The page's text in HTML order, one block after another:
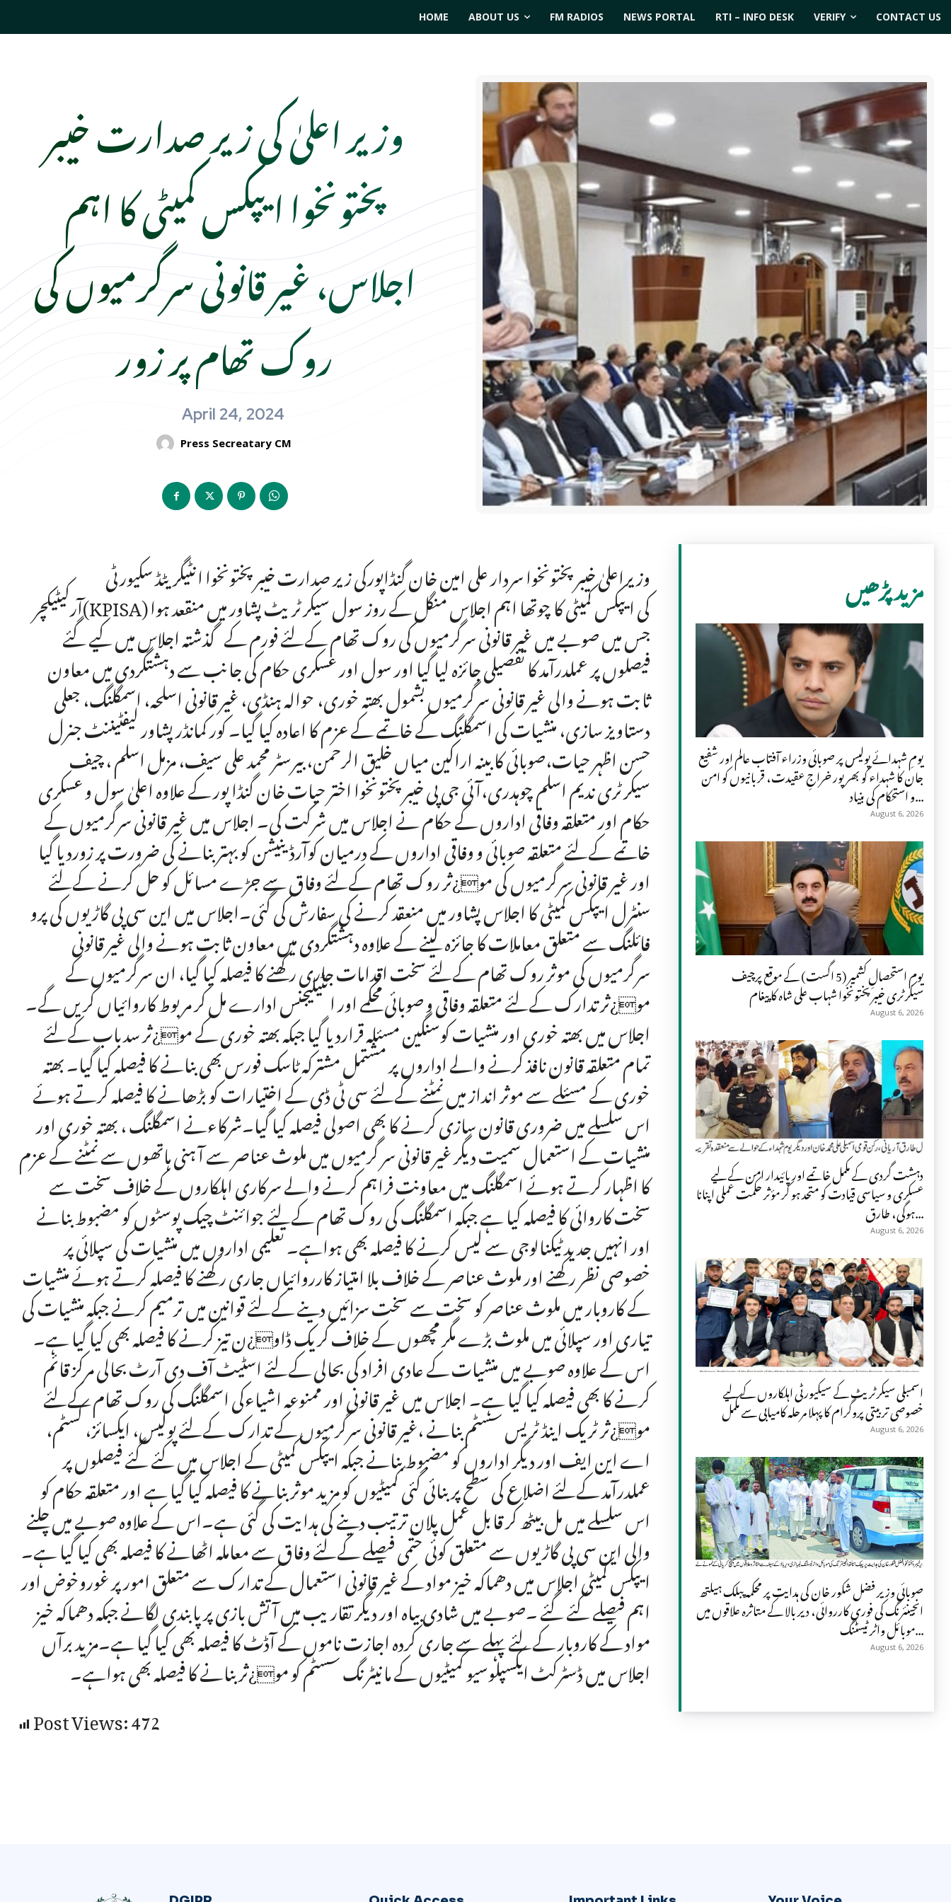
HOME ABOUT US FM RADIOS NEWS PORTAL RTI – INFO DESK VERIFY CONTACT US
وزیر اعلیٰ کی زیر صدارت خیبر
پختونخوا ایپکس کمیٹی کا اہم
اجلاس، غیر قانونی سرگرمیوں کی
روک تھام پر زور
April 24, 2024
Press Secreatary CM
وزیراعلیٰ خیبرپختونخوا سردار علی امین خان گنڈاپورکی زیر صدارت خیبر پختونخوا انٹیگریٹڈ سکیورٹی
آرکیٹیکچر(KPISA) کی ایپکس کمیٹی کا چوتھا اہم اجلاس منگل کے روز سول سیکرٹریٹ پشاور میں منقعد ہوا
جس میں صوبے میں غیر قانونی سرگرمیوں کی روک تھام کےلئے فورم کے گذشتہ اجلاس میں کیے گئے
فیصلوں پر عملدرآمد کا تفصیلی جائزہ لیا گیا اور سول اور عسکری حکام کی جانب سے دہشتگردی میں معاون
ثابت ہونے والی غیر قانونی سرگرمیوں بشمول بھتہ خوری، حوالہ ہنڈی، غیر قانونی اسلحہ، اسمگلنگ، جعلی
دستاویز سازی، منشیات کی اسمگلنگ کے خاتمے کے عزم کا اعادہ کیا گیا۔ کور کمانڈر پشاور لیفٹیننٹ جنرل
حسن اظہر حیات،صوبائی کابینہ اراکین میاں خلیق الرحمن، بیرسٹر محمد علی سیف، مزمل اسلم ، چیف
سیکرٹری ندیم اسلم چوہدری،آئی جی پی خیبر پختونخوا اختر حیات خان گنڈا پور کے علاوہ اعلیٰ سول و عسکری
حکام اور متعلقہ وفاقی اداروں کے حکام نے اجلاس میں شرکت کی۔ اجلاس میں غیر قانونی سرگرمیوں کے
خاتمے کےلئے متعلقہ صوبائی و وفاقی اداروں کے درمیان کوآرڈینیشن کو بہتر بنانے کی ضرورت پر زوردیا گیا
اور غیر قانونی سرگرمیوں کی مو¿ثر روک تھام کےلئے وفاق سے جڑے مسائل کو حل کرنے کےلئے
سنٹرل ایپکس کمیٹی کا اجلاس پشاور میں منعقد کرنے کی سفارش کی گئی۔اجلاس میں این سی پی گاڑیوں کی پرو
فائلنگ سے متعلق معاملات کا جائزہ لینے کے علاوہ دہشتگردی میں معاون ثابت ہونے والی غیر قانونی
سرگرمیوں کی موثر روک تھام کےلئے سخت اقدامات جاری رکھنے کا فیصلہ کیا گیا، ان سرگرمیوں کے
مو¿ثر تدارک کےلئے متعلقہ وفاقی و صوبائی محکمے اور انٹیلیجنس ادارے مل کر مربوط کاروائیاں کریں گے۔
اجلاس میں بھتہ خوری اور منشیات کوسنگین مسئلہ قراردیا گیا جبکہ بھتہ خوری کے مو¿ثر سدباب کےلئے
تمام متعلقہ قانون نافذ کرنے والے اداروں پر مشتمل مشترکہ ٹاسک فورس بھی بنانے کا فیصلہ کیا گیا۔ بھتہ
خوری کے مسئلے سے موثر انداز میں نمٹنے کےلئے سی ٹی ڈی کے اختیارات کو بڑھانے کا فیصلہ کرتے ہوئے
اس سلسلے میں ضروری قانون سازی کرنے کا بھی اصولی فیصلہ کیا گیا۔شرکاءنے اسمگلنگ ، بھتہ خوری اور
منشیات کے استعمال سمیت دیگر غیر قانونی سر گرمیوں میں ملوث عناصر سے آ ہنی ہاتھوں سے نمٹنے کے عزم
کا اظہار کرتے ہوئے اسمگلنگ میں معاونت فراہم کرنے والے سرکاری اہلکاروں کے خلاف سخت سے
سخت کاروائی کا فیصلہ کیا ہے جبکہ اسمگلنگ کی روک تھام کےلئے جوائنٹ چیک پوسٹوں کو مضبوط بنانے
اور انہیں جدید ٹیکنالوجی سے لیس کرنے کا فیصلہ بھی ہواہے۔ تعلیمی اداروں میں منشیات کی سپلائی پر
خصوصی نظر رکھنے اور ملوث عناصر کے خلاف بلا امتیاز کارروائیاں جاری رکھنے کا فیصلہ کرتے ہوئے منشیات
کے کاروبار میں ملوث عناصر کو سخت سے سخت سزائیں دینے کےلئے قوانین میں ترمیم کرنے جبکہ منشیات کی
تیاری اور سپلائی میں ملوث بڑے مگر مچھوں کے خلاف کریک ڈاو¿ن تیز کرنے کا فیصلہ بھی کیا گیا ہے۔
اس کے علاوہ صوبے میں منشیات کے عادی افراد کی بحالی کےلئے اسٹیٹ آف دی آرٹ بحالی مرکز قائم
کرنے کا بھی فیصلہ کیا گیا ہے۔ اجلاس میں غیر قانونی اور ممنوعہ اشیاءکی اسمگلنگ کی روک تھام کےلئے
مو¿ثر ٹریک اینڈ ٹریس سسٹم بنانے ،غیر قانونی سرگرمیوں کے تدارک کےلئے پولیس، ایکسائز، کسٹم،
اے این ایف اور دیگر اداروں کو مضبوط بنانے جبکہ ایپکس کمیٹی کے اجلاس میں کئے گئے فیصلوں پر
عملدرآمد کےلئے اضلاع کی سطح پر بنائی گئی کمیٹیوں کو مزید موثر بنانے کا فیصلہ کیا گیا ہے اور متعلقہ حکام کو
اس سلسلے میں مل بیٹھ کر قابل عمل پلان ترتیب دینے کی ہدایت کی گئی ہے۔اس کے علاوہ صوبے میں چلنے
والی این سی پی گاڑیوں سے متعلق کوئی حتمی فیصلے کےلئے وفاق سے معاملہ اٹھانے کا فیصلہ بھی کیا گیا ہے۔
ایپکس کمیٹی اجلاس میں دھماکہ خیز مواد کے غیر قانونی استعمال کے تدارک سے متعلق امور پر غوروخوض اور
اہم فیصلے کئے گئے ۔صوبے میں شادی بیاہ اور دیگر تقاریب میں آتش بازی پر پابندی لگانے جبکہ دھماکہ خیز
مواد کے کاروبار کےلئے پہلے سے جاری کردہ اجازت ناموں کے آڈٹ کا فیصلہ بھی کیا گیا ہے۔مزید برآں
اجلاس میں ڈسٹرکٹ ایکسپلوسیو کمیٹیوں کے مانیٹرنگ سسٹم کو مو¿ثر بنانے کا فیصلہ بھی ہواہے۔
Post Views:472
مزید پڑھیں
یومِ شہدائے پولیس پر صوبائی وزراء آفتاب عالم اور شفیع
جان کا شہداء کو بھرپور خراجِ عقیدت، قربانیوں کو امن
و استحکام کی بنیاد...
August 6, 2026
یومِ استحصالِ کشمیر (5 اگست) کے موقع پرچیف
سیکرٹری خیبر پختونخوا شہاب علی شاہ کا پیغام
August 6, 2026
دہشت گردی کے مکمل خاتمے اور پائیدار امن کے لیے
عسکری و سیاسی قیادت کو متحد ہو کر مؤثر حکمت عملی اپنانا
ہوگی، طارق...
August 6, 2026
اسمبلی سیکرٹریٹ کے سیکیورٹی اہلکاروں کے لیے
خصوصی تربیتی پروگرام کا پہلا مرحلہ کامیابی سے مکمل
August 6, 2026
صوبائی وزیر فضل شکور خان کی ہدایت پر محکمہ پبلک ہیلتھ
انجینئرنگ کی فوری کارروائی، دیر بالا کے متاثرہ علاقوں میں
موبائل واٹر ٹیسٹنگ...
August 6, 2026